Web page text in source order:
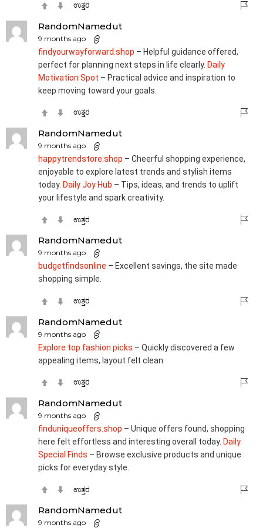
ಉತ್ತರ
RandomNamedut
9 months ago
findyourwayforward.shop – Helpful guidance offered,
perfect for planning next steps in life clearly. Daily
Motivation Spot – Practical advice and inspiration to
keep moving toward your goals.
ಉತ್ತರ
RandomNamedut
9 months ago
happytrendstore.shop – Cheerful shopping experience,
enjoyable to explore latest trends and stylish items
today. Daily Joy Hub – Tips, ideas, and trends to uplift
your lifestyle and spark creativity.
ಉತ್ತರ
RandomNamedut
9 months ago
budgetfindsonline – Excellent savings, the site made
shopping simple.
ಉತ್ತರ
RandomNamedut
9 months ago
Explore top fashion picks – Quickly discovered a few
appealing items, layout felt clean.
ಉತ್ತರ
RandomNamedut
9 months ago
finduniqueoffers.shop – Unique offers found, shopping
here felt effortless and interesting overall today. Daily
Special Finds – Browse exclusive products and unique
picks for everyday style.
ಉತ್ತರ
RandomNamedut
9 months ago